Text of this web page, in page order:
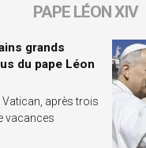
PAPE LÉON XIV
grands
du pape Léon
Vatican, après trois
vacances